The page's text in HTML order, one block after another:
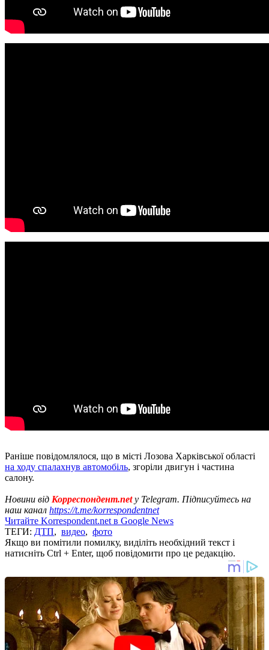
Раніше повідомлялося, що в місті Лозова Харківської області
на ходу спалахнув автомобіль, згоріли двигун і частина
салону.
Новини від Корреспондент.netу Telegram. Підписуйтесь на
наш канал https://t.me/korrespondentnet
Читайте Korrespondent.net в Google News
ТЕГИ: ДТП, видео, фото
Якщо ви помітили помилку, виділіть необхідний текст і
натисніть Ctrl + Enter, щоб повідомити про це редакцію.